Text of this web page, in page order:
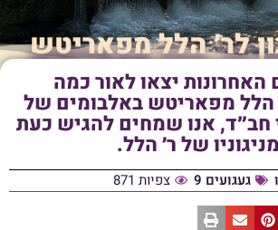
לר׳ הלל מפאריטש
יצאו לאור כמה
הלל מפאריטש באלבומים של
חב״ד, אנו שמחים להגיש כעת
של ר׳ הלל.
געגועים 9 צפיות 871